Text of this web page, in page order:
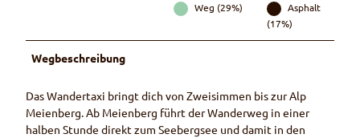
Weg (29%)
Asphalt
(17%)
Wegbeschreibung
Das Wandertaxi bringt dich von Zweisimmen bis zur Alp
Meienberg. Ab Meienberg führt der Wanderweg in einer
halben Stunde direkt zum Seebergsee und damit in den